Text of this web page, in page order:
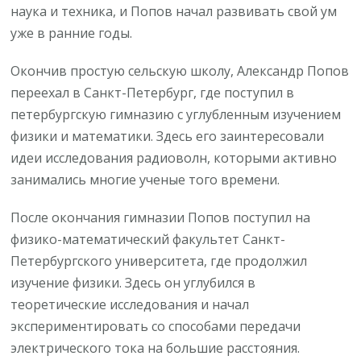
наука и техника, и Попов начал развивать свой ум
уже в ранние годы.
Окончив простую сельскую школу, Александр Попов
переехал в Санкт-Петербург, где поступил в
петербургскую гимназию с углубленным изучением
физики и математики. Здесь его заинтересовали
идеи исследования радиоволн, которыми активно
занимались многие ученые того времени.
После окончания гимназии Попов поступил на
физико-математический факультет Санкт-
Петербургского университета, где продолжил
изучение физики. Здесь он углубился в
теоретические исследования и начал
экспериментировать со способами передачи
электрического тока на большие расстояния.